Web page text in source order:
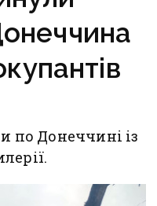
по Донеччині із